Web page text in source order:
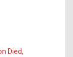
Died,